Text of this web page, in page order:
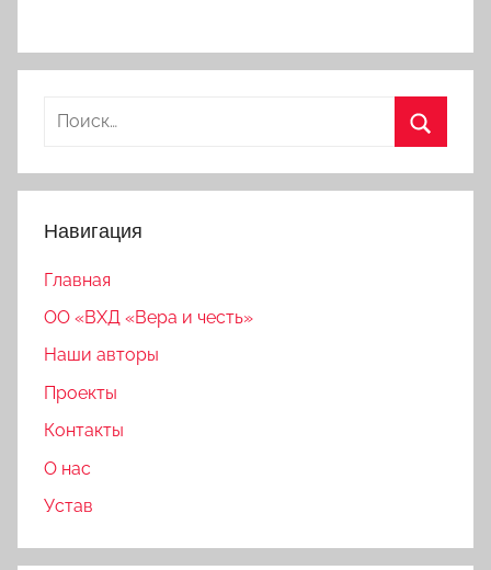
Найти:
Навигация
Главная
ОО «ВХД «Вера и честь»
Наши авторы
Проекты
Контакты
О нас
Устав